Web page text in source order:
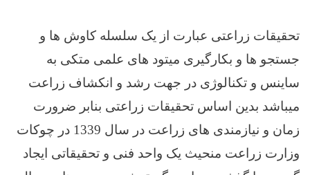
تحقیقات زراعتی عبارت از یک سلسله کاوش ها و
جستجو ها و بکارگیری میتود های علمی متکی به
ساینس و تکنالوژی در جهت رشد و انکشاف زراعت
میباشد بدین اساس تحقیقات زراعتی بنابر ضرورت
زمان و نیازمندی های زراعت در سال 1339 در چوکات
وزارت زراعت منحیث یک واحد فنی و تحقیقاتی ایجاد